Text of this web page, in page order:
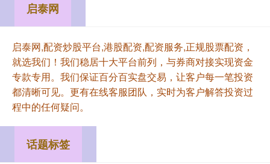
启泰网
启泰网,配资炒股平台,港股配资,配资服务,正规股票配资，
就选我们！我们稳居十大平台前列，与券商对接实现资金
专款专用。我们保证百分百实盘交易，让客户每一笔投资
都清晰可见。更有在线客服团队，实时为客户解答投资过
程中的任何疑问。
话题标签